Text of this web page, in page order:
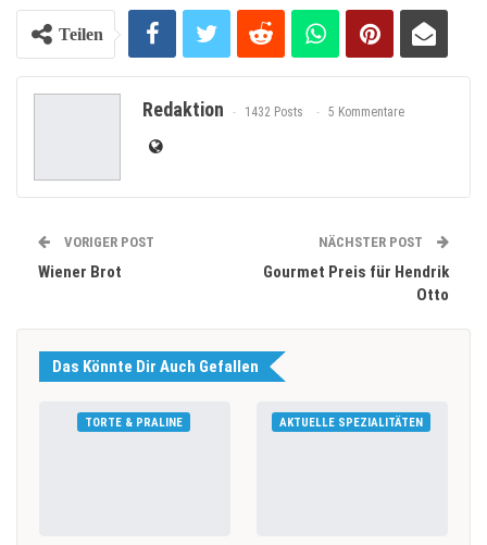
Teilen
Redaktion 1432 Posts 5 Kommentare
VORIGER POST
Wiener Brot
NÄCHSTER POST
Gourmet Preis für Hendrik
Otto
Das Könnte Dir Auch Gefallen
TORTE & PRALINE AKTUELLE SPEZIALITÄTEN